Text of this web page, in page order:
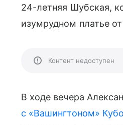
24-летняя Шубская,
изумрудном платье
Контент недоступен
В ходе вечера
с «Вашингтоном»